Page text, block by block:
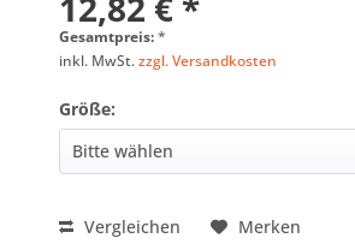
Gesamtpreis:*
inkl. MwSt.zzgl. Versandkosten
Größe:
Vergleichen Merken